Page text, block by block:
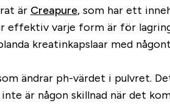
är Creapure, som har ett
effektiv varje form är för
kreatinkapslaar med
ändrar ph-värdet i pulvret.
är någon skillnad när det